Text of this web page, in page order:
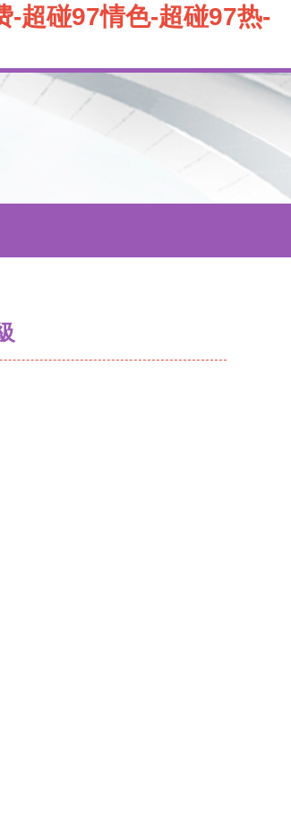
-超碰97情色-超碰97热-